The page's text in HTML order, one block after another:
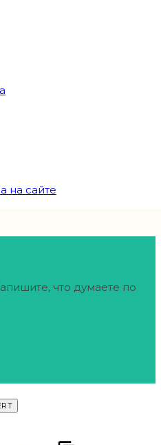
на сайте
что думаете по